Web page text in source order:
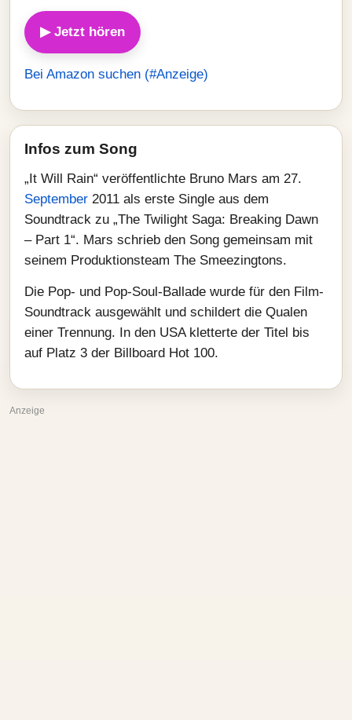
▶ Jetzt hören
Bei Amazon suchen (#Anzeige)
Infos zum Song
„It Will Rain“ veröffentlichte Bruno Mars am 27.
September 2011 als erste Single aus dem
Soundtrack zu „The Twilight Saga: Breaking Dawn
– Part 1“. Mars schrieb den Song gemeinsam mit
seinem Produktionsteam The Smeezingtons.
Die Pop- und Pop-Soul-Ballade wurde für den Film-
Soundtrack ausgewählt und schildert die Qualen
einer Trennung. In den USA kletterte der Titel bis
auf Platz 3 der Billboard Hot 100.
Anzeige